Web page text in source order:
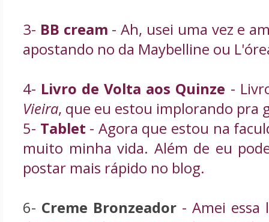
3- BB cream - Ah, usei uma vez e
apostando no da Maybelline ou
4- Livro de Volta aos Quinze -
Vieira, que eu estou implorando pra
5- Tablet - Agora que estou na
muito minha vida. Além de eu
postar mais rápido no blog.
6- Creme Bronzeador - Amei